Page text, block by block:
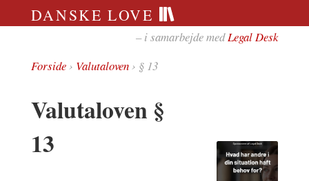
DANSKE LOVE
– i samarbejde medLegal Desk
Forside› Valutaloven› § 13
Valutaloven §
13